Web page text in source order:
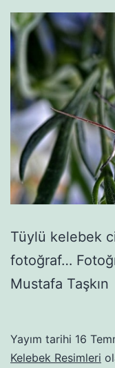
Tüylü kelebek
fotoğraf…
Mustafa Taşkın
Yayım tarihi 16
Kelebek Resimleri